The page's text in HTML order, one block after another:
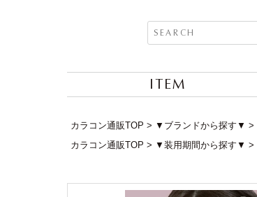
ITEM
カラコン通販TOP ▼ブランドから探す▼
カラコン通販TOP
▼装用期間から探す▼